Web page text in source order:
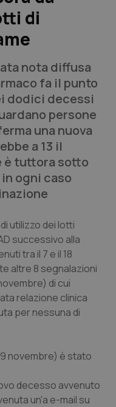
di
nota diffusa
fa il punto
dodici decessi
persone
una nuova
a 13 il
è tuttora sotto
ogni caso
utilizzo dei lotti
successivo alla
tra il 7 e il 18
altre 8 segnalazioni
di cui
relazione clinica
per nessuna di
novembre) è stato
decesso avvenuto
un'a e-mail su